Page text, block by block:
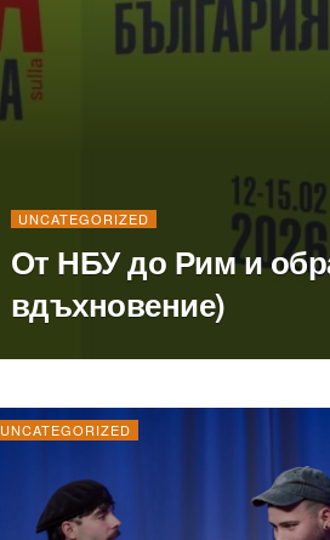
UNCATEGORIZED
От НБУ до Рим и
вдъхновение)
UNCATEGORIZED